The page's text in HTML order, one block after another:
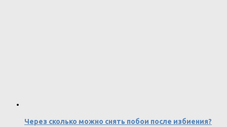
Через сколько можно снять побои после избиения?